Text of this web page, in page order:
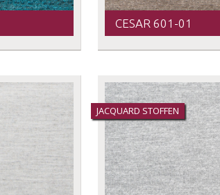
CESAR 601-01
JACQUARD STOFFEN